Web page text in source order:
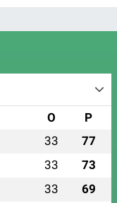
O P
33 77
33 73
33 69